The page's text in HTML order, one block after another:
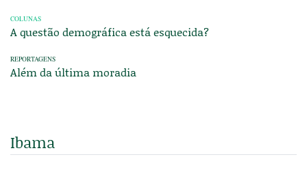
COLUNAS
A questão demográfica está esquecida?
REPORTAGENS
Além da última moradia
Ibama